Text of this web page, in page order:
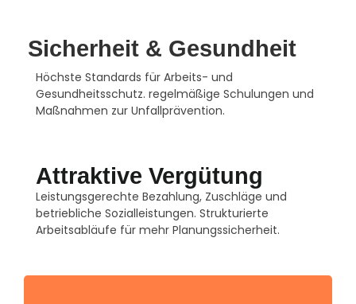
Sicherheit & Gesundheit
Höchste Standards für Arbeits- und
Gesundheitsschutz. regelmäßige Schulungen und
Maßnahmen zur Unfallprävention.
Attraktive Vergütung
Leistungsgerechte Bezahlung, Zuschläge und
betriebliche Sozialleistungen. Strukturierte
Arbeitsabläufe für mehr Planungssicherheit.